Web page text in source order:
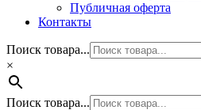
Публичная оферта
Контакты
Поиск товара...
×
Поиск товара...